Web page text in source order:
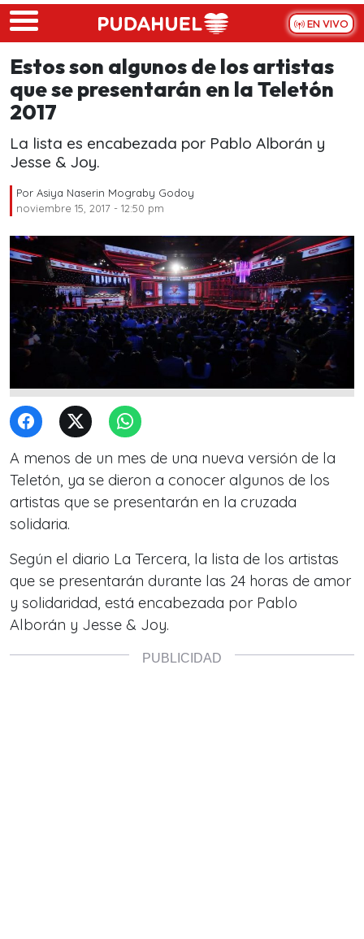
Skip to main content
EN VIVO
Estos son algunos de los artistas
que se presentarán en la Teletón
2017
La lista es encabezada por Pablo Alborán y
Jesse & Joy.
Por Asiya Naserin Mograby Godoy
noviembre 15, 2017 - 12:50 pm
A menos de un mes de una nueva versión de la
Teletón, ya se dieron a conocer algunos de los
artistas que se presentarán en la cruzada
solidaria.
Según el diario La Tercera, la lista de los artistas
que se presentarán durante las 24 horas de amor
y solidaridad, está encabezada por Pablo
Alborán y Jesse & Joy.